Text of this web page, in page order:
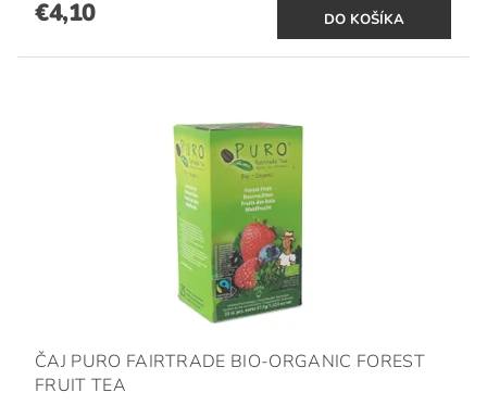
€4,10
ČAJ PURO FAIRTRADE BIO-ORGANIC FOREST
FRUIT TEA